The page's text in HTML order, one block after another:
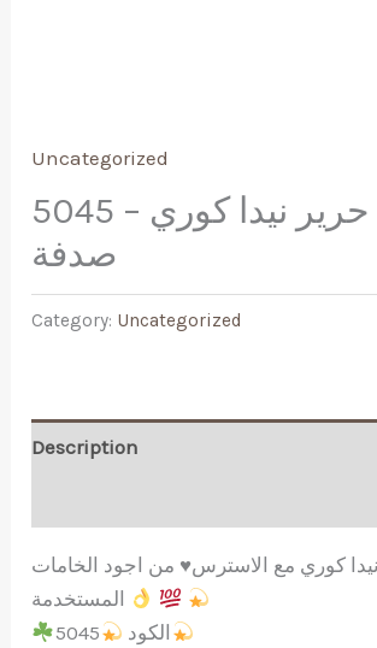
Uncategorized
عبايه حرير نيدا كوري – 5045
صدفة
Category: Uncategorized
Description
كوري مع الاسترس♥️ من اجود الخامات
الكود
5045